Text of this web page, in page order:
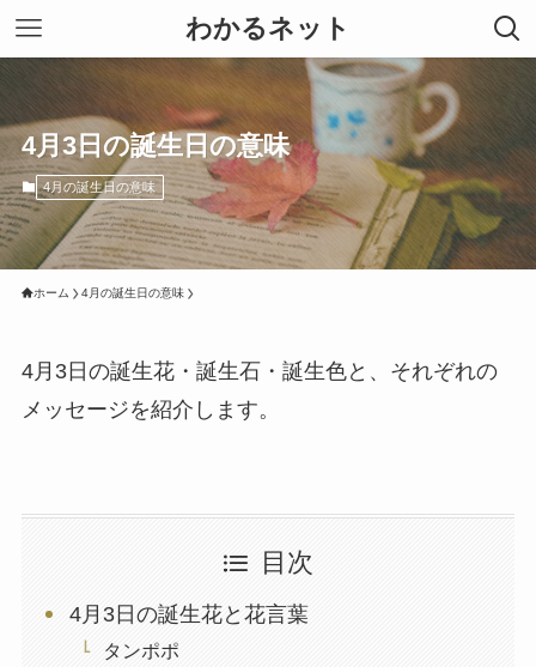
わかるネット
4月3日の誕生日の意味
4月の誕生日の意味
ホーム 4月の誕生日の意味
4月3日の誕生花・誕生石・誕生色と、それぞれの
メッセージを紹介します。
目次
4月3日の誕生花と花言葉
タンポポ